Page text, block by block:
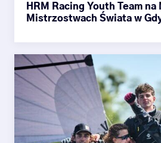
HRM Racing Youth Team na
Mistrzostwach Świata w